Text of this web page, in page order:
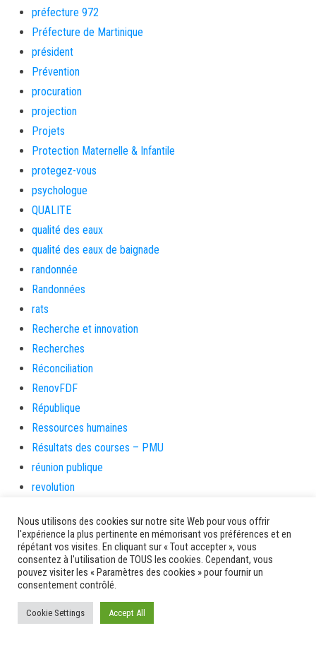
préfecture 972
Préfecture de Martinique
président
Prévention
procuration
projection
Projets
Protection Maternelle & Infantile
protegez-vous
psychologue
QUALITE
qualité des eaux
qualité des eaux de baignade
randonnée
Randonnées
rats
Recherche et innovation
Recherches
Réconciliation
RenovFDF
République
Ressources humaines
Résultats des courses – PMU
réunion publique
revolution
Rivière-Pilote
Rivière-Salée
rongeurs
rue case toto
Saint-Esprit
Saint-Pierre
Nous utilisons des cookies sur notre site Web pour vous offrir
l'expérience la plus pertinente en mémorisant vos préférences et en
répétant vos visites. En cliquant sur « Tout accepter », vous
consentez à l'utilisation de TOUS les cookies. Cependant, vous
pouvez visiter les « Paramètres des cookies » pour fournir un
consentement contrôlé.
Cookie Settings Accept All